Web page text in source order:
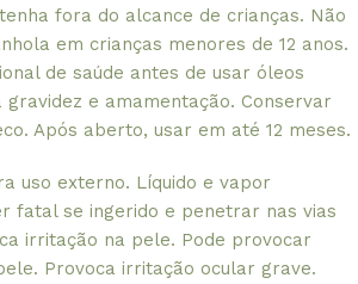
fora do alcance de crianças. Não
em crianças menores de 12 anos.
de saúde antes de usar óleos
gravidez e amamentação. Conservar
Após aberto, usar em até 12 meses.
uso externo. Líquido e vapor
fatal se ingerido e penetrar nas vias
irritação na pele. Pode provocar
Provoca irritação ocular grave.